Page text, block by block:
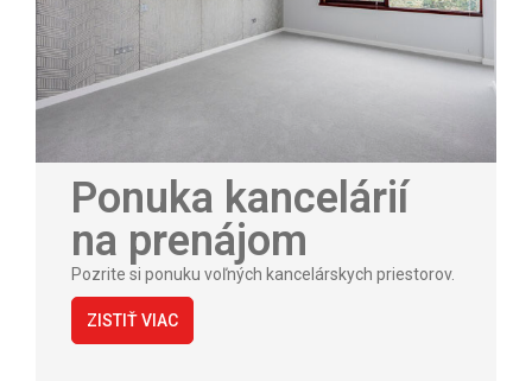
Ponuka kancelárií
na prenájom
Pozrite si ponuku voľných kancelárskych priestorov.
ZISTIŤ VIAC